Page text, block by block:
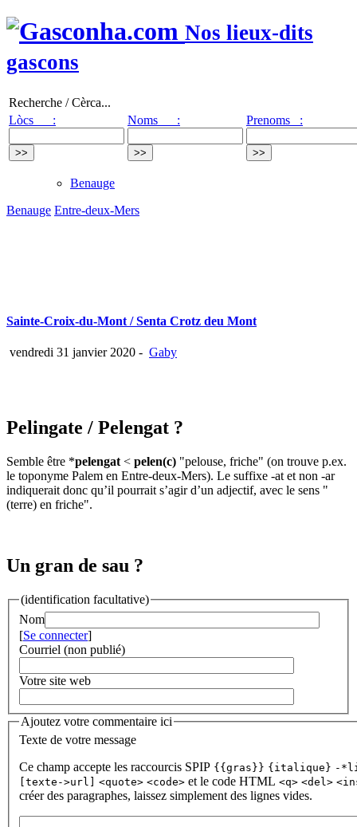
Nos lieux-dits
gascons
Recherche / Cèrca...
Lòcs :
Noms : Prenoms :
Benauge
Benauge Entre-deux-Mers
Sainte-Croix-du-Mont / Senta Crotz deu Mont
vendredi 31 janvier 2020 - Gaby
Pelingate / Pelengat ?
Semble être *pelengat < pelen(c) "pelouse, friche" (on trouve p.ex.
le toponyme Palem en Entre-deux-Mers). Le suffixe -at et non -ar
indiquerait donc qu’il pourrait s’agir d’un adjectif, avec le sens "
(terre) en friche".
Un gran de sau ?
(identification facultative)
Nom
[Se connecter]
Courriel (non publié)
Votre site web
Ajoutez votre commentaire ici
Texte de votre message
Ce champ accepte les raccourcis SPIP {{gras}} {italique} -
[texte->url]
<quote> <code> et le code HTML <q> <del>
créer des paragraphes, laissez simplement des lignes vides.